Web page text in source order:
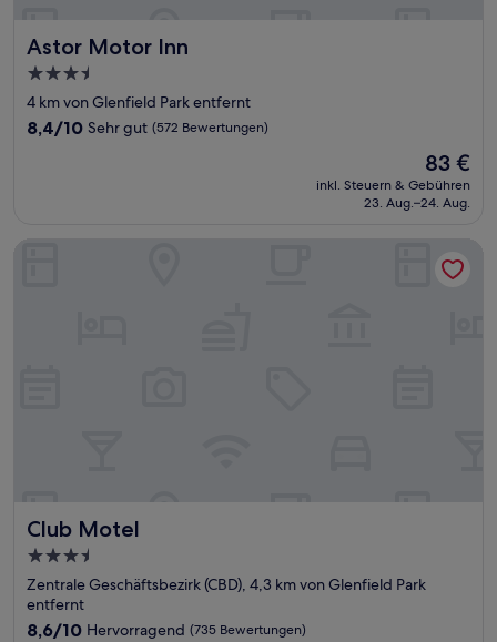
Astor Motor Inn
Astor Motor Inn
3.5-
Sterne-
Unterkunft
4 km von Glenfield Park entfernt
8.4
Bewertungen)
8,4/10 Sehr gut (572 Bewertungen)
Der
Preis
beträgt
83 €
inkl. Steuern & Gebühren
23. Aug.–24. Aug.
Club Motel
Club Motel
3.5-
Sterne-
Unterkunft
Zentrale Geschäftsbezirk (CBD), 4,3 km von Glenfield Park
entfernt
8.6
8,6/10 Hervorragend (735 Bewertungen)
Club Motel